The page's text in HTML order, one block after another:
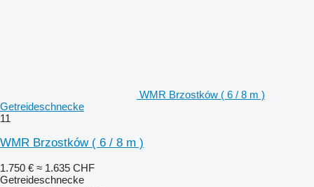
WMR Brzostków ( 6 / 8 m )
Getreideschnecke
11
WMR Brzostków ( 6 / 8 m )
1.750 € ≈ 1.635 CHF
Getreideschnecke